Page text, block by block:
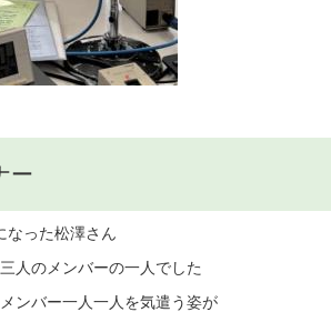
ー
なった松澤さん
人のメンバーの一人でした
ンバー一人一人を気遣う姿が